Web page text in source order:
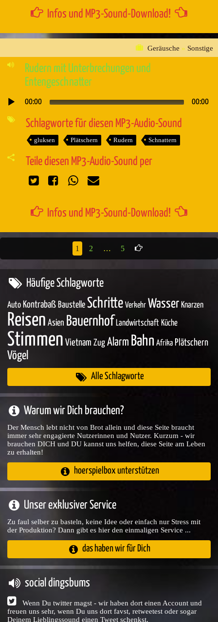
Infos und MP3-Sound-Download!
Geräusche » Sonstige
Rudern mit Unterbrechungen und
Entengeschnatter
Audio-
00:00 00:00
Schlagworte für diesen MP3-Audio-Sound
gluksen Plätschern Rudern Schnattern
Teile diesen MP3-Audio-Sound per
Infos und MP3-Sound-Download!
1 2 … 5
Häufige Schlagworte
Auto Kontrabaß Baustelle Schritte Verkehr Wasser Knarzen
Reisen Asien Bauernhof Landwirtschaft Küche
Stimmen Vietnam Zug Alarm Bahn Afrika Plätschern
Vögel
Alle Schlagworte
Warum wir Dich brauchen?
Der Mensch lebt nicht von Brot allein und diese Seite braucht
immer sehr engagierte Nutzerinnen und Nutzer. Kurzum - wir
brauchen DICH und DU kannst uns helfen, diese Seite am Leben
zu erhalten!
hoerspielbox unterstützen
Unser exklusiver Service
Zu faul selber zu basteln, keine Idee oder einfach nur Stress mit
der Produktion? Dann gibt es hier den einmaligen Service ...
das haben wir für Dich
social dingsbums
Wenn Du twitter magst - wir haben dort einen Account und
freuen uns sehr, wenn Du uns dort favst, retweetest oder sogar
Deinem Lieblingssound einen Tweet schenkst.